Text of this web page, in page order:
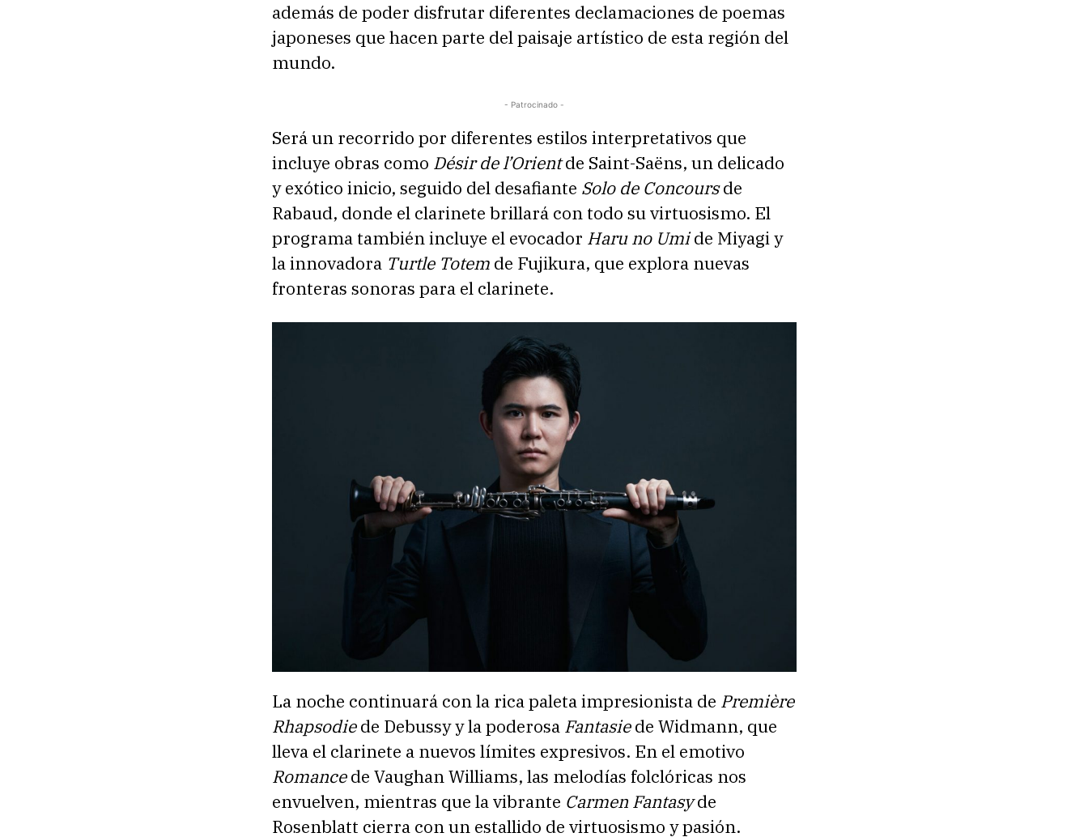
además de poder disfrutar diferentes declamaciones de poemas
japoneses que hacen parte del paisaje artístico de esta región del
mundo.
- Patrocinado -
Será un recorrido por diferentes estilos interpretativos que
incluye obras como Désir de l’Orientde Saint-Saëns, un delicado
y exótico inicio, seguido del desafiante Solo de Concoursde
Rabaud, donde el clarinete brillará con todo su virtuosismo. El
programa también incluye el evocador Haru no Umide Miyagi y
la innovadora Turtle Totem de Fujikura, que explora nuevas
fronteras sonoras para el clarinete.
La noche continuará con la rica paleta impresionista de Première
Rhapsodiede Debussy y la poderosa Fantasiede Widmann, que
lleva el clarinete a nuevos límites expresivos. En el emotivo
Romancede Vaughan Williams, las melodías folclóricas nos
envuelven, mientras que la vibrante Carmen Fantasyde
Rosenblatt cierra con un estallido de virtuosismo y pasión.